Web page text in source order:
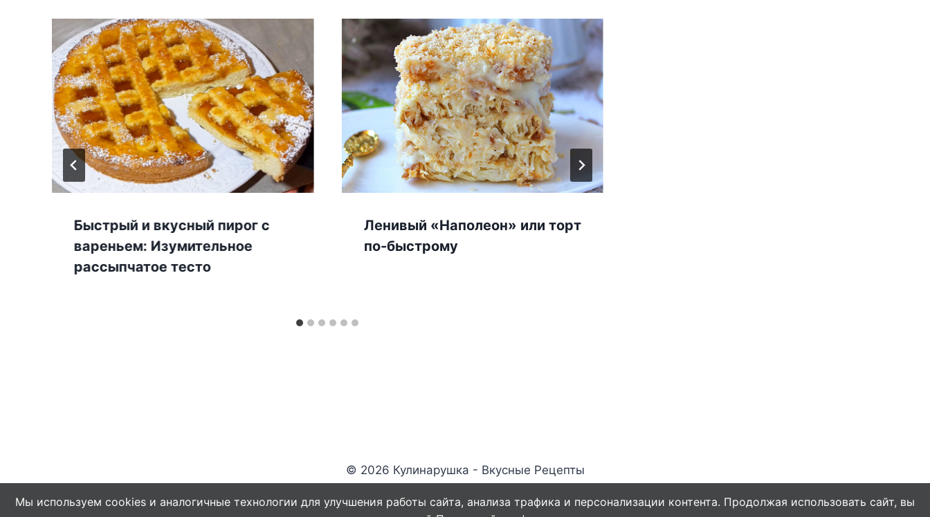
Быстрый и вкусный пирог с
вареньем: Изумительное
рассыпчатое тесто
Ленивый «Наполеон» или торт
по-быстрому
© 2026 Кулинарушка - Вкусные Рецепты
Мы используем cookies и аналогичные технологии для улучшения работы сайта, анализа трафика и персонализации контента. Продолжая использовать сайт, вы